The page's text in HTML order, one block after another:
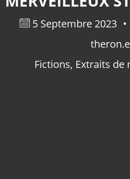
5 Septembre 2023
Fictions, Extraits de